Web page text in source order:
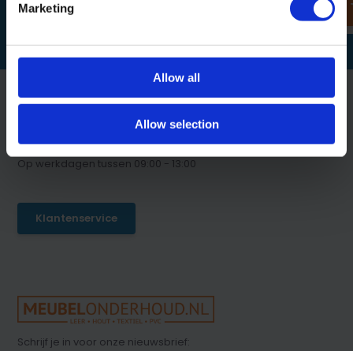
Marketing
Allow all
Allow selection
Klantenservice
Op werkdagen tussen 09:00 - 13:00
Klantenservice
Schrijf je in voor onze nieuwsbrief: